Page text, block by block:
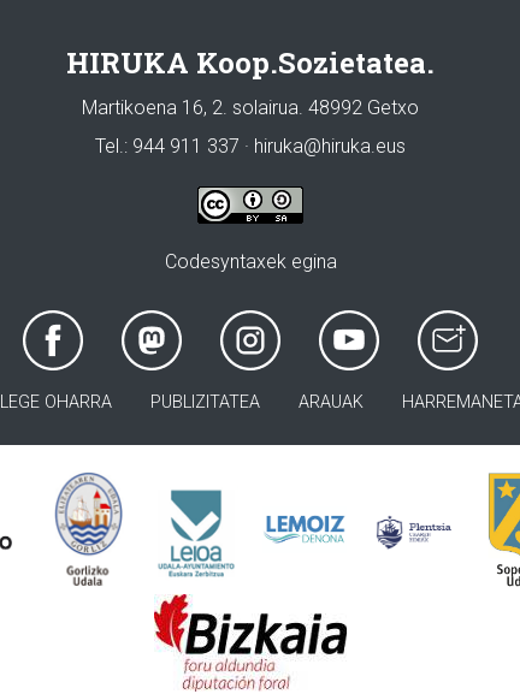
HIRUKA Koop.Sozietatea.
Martikoena 16, 2. solairua. 48992 Getxo
Tel.: 944 911 337 · hiruka@hiruka.eus
Codesyntaxek egina
LEGE OHARRA PUBLIZITATEA ARAUAK